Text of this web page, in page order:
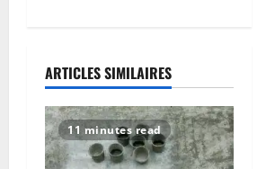
v
i
ARTICLES SIMILAIRES
11 minutes read